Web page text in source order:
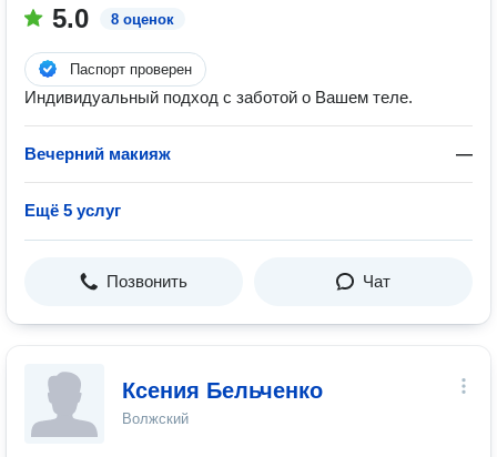
5.0 8 оценок
Паспорт проверен
Индивидуальный подход с заботой о Вашем теле.
Вечерний макияж —
Ещё 5 услуг
Позвонить Чат
Ксения Бельченко
Волжский